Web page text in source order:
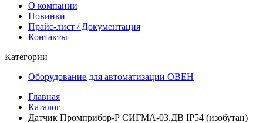
О компании
Новинки
Прайс-лист / Документация
Контакты
Категории
Оборудование для автоматизации ОВЕН
Главная
Каталог
Датчик Промприбор-Р СИГМА-03.ДВ IP54 (изобутан)